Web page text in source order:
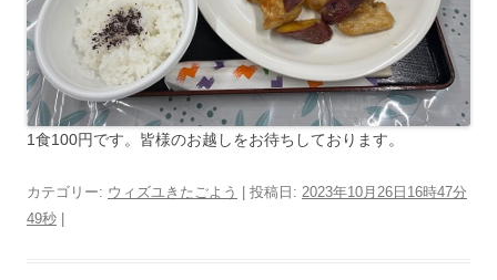
1食100円です。皆様のお越しをお待ちしております。
カテゴリー: ウィズユきたごよう | 投稿日: 2023年10月26日16時47分
49秒